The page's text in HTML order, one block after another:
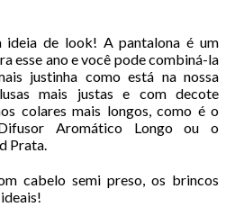
ideia de look! A pantalona é um
esse ano e você pode combiná-la
justinha como está na nossa
mais justas e com decote
colares mais longos, como é o
Aromático Longo ou o
Prata.
cabelo semi preso, os brincos